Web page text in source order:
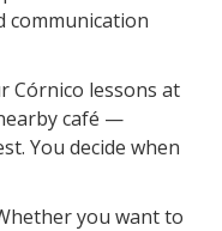
communication
Córnico lessons at
café —
You decide when
you want to